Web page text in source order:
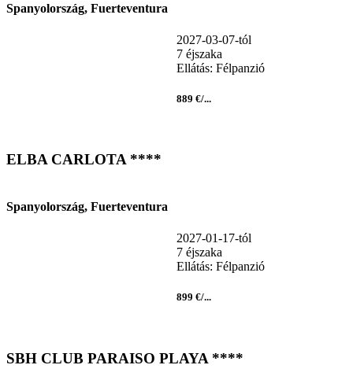
Spanyolország, Fuerteventura
2027-03-07-tól
7 éjszaka
Ellátás: Félpanzió
889 €/...
ELBA CARLOTA ****
Spanyolország, Fuerteventura
2027-01-17-tól
7 éjszaka
Ellátás: Félpanzió
899 €/...
SBH CLUB PARAISO PLAYA ****